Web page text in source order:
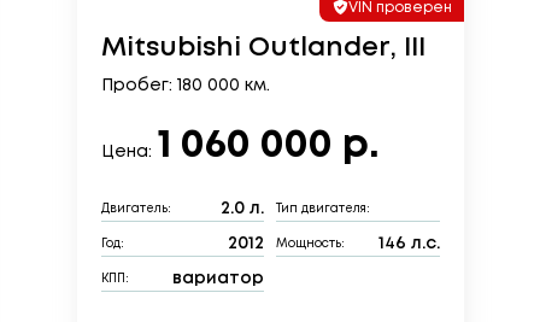
VIN проверен
Mitsubishi Outlander, III
Пробег: 180 000 км.
Цена: 1 060 000 р.
Двигатель: 2.0 л. Тип двигателя:
Год: 2012 Мощность: 146 л.с.
КПП: вариатор